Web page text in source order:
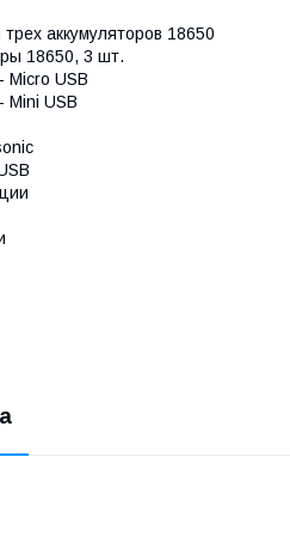
аккумуляторов 18650
18650, 3 шт.
Micro USB
Mini USB